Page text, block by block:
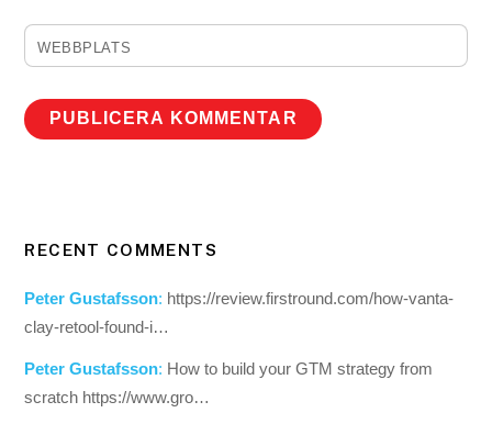
WEBBPLATS
RECENT COMMENTS
Peter Gustafsson: https://review.firstround.com/how-vanta-
clay-retool-found-i…
Peter Gustafsson: How to build your GTM strategy from
scratch https://www.gro…